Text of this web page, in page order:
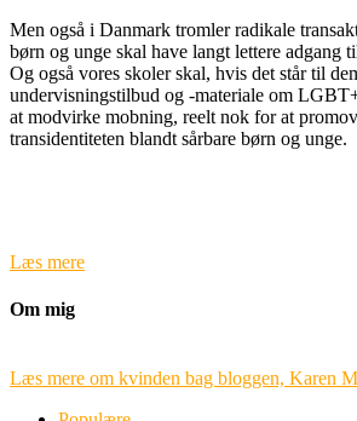
Men også i Danmark tromler radikale
børn og unge skal have langt lettere adgang
Og også vores skoler skal, hvis det står til
undervisningstilbud og -materiale om
at modvirke mobning, reelt nok for at
transidentiteten blandt sårbare børn og unge.
Læs mere
Om mig
Læs mere om kvinden bag bloggen, Karen